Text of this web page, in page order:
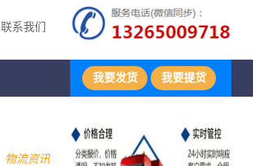
联系我们
我要发货 我要提货
物流资讯